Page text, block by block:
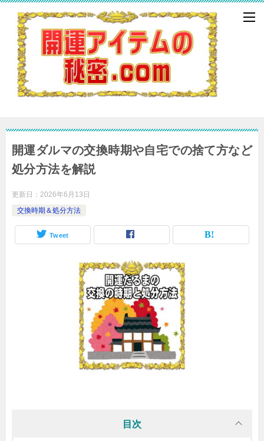
開運ダルマの交換時期や自宅での捨て方など
処分方法を解説
更新日： 2026年6月13日
交換時期＆処分方法
Tweet
目次